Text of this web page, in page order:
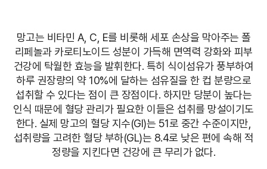
망고는 비타민 A, C, E를 비롯해 세포 손상을 막아주는 폴
리페놀과 카로티노이드 성분이 가득해 면역력 강화와 피부
건강에 탁월한 효능을 발휘한다. 특히 식이섬유가 풍부하여
하루 권장량의 약 10%에 달하는 섬유질을 한 컵 분량으로
섭취할 수 있다는 점이 큰 장점이다. 하지만 당분이 높다는
인식 때문에 혈당 관리가 필요한 이들은 섭취를 망설이기도
한다. 실제 망고의 혈당 지수(GI)는 51로 중간 수준이지만,
섭취량을 고려한 혈당 부하(GL)는 8.4로 낮은 편에 속해 적
정량을 지킨다면 건강에 큰 무리가 없다.